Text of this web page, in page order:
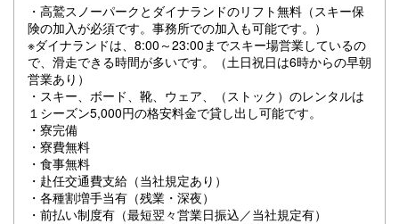
・高鷲スノーパークとダイナランドのリフト無料（スキー保
険の加入が必須です。事務所での加入も可能です。）
※ダイナランドは、8:00～23:00までスキー場営業しているの
で、滑走できる時間が多いです。（土日祝日は6時からの早朝
営業あり）
・スキー、ボード、靴、ウェア、（ストック）のレンタルは
１シーズン5,000円の格安料金で貸し出し可能です。
・寮完備
・寮費無料
・食事無料
・赴任交通費支給（当社規定あり）
・各種割増手当有（残業・深夜）
・前払い制度有（最短翌々営業日振込／当社規定有）